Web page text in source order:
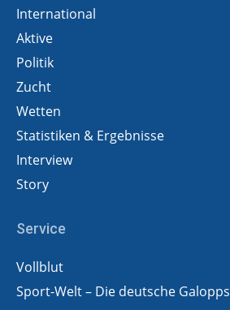
International
Aktive
Politik
Zucht
Wetten
Statistiken & Ergebnisse
Interview
Story
Service
Vollblut
Sport-Welt – Die deutsche